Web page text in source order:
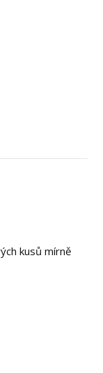
kusů mírně